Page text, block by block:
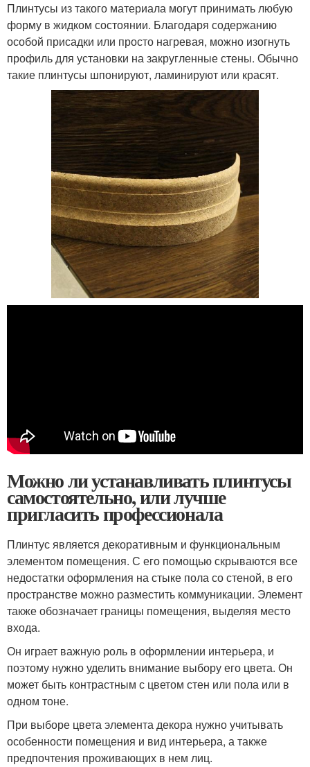
Плинтусы из такого материала могут принимать любую
форму в жидком состоянии. Благодаря содержанию
особой присадки или просто нагревая, можно изогнуть
профиль для установки на закругленные стены. Обычно
такие плинтусы шпонируют, ламинируют или красят.
Можно ли устанавливать плинтусы
самостоятельно, или лучше
пригласить профессионала
Плинтус является декоративным и функциональным
элементом помещения. С его помощью скрываются все
недостатки оформления на стыке пола со стеной, в его
пространстве можно разместить коммуникации. Элемент
также обозначает границы помещения, выделяя место
входа.
Он играет важную роль в оформлении интерьера, и
поэтому нужно уделить внимание выбору его цвета. Он
может быть контрастным с цветом стен или пола или в
одном тоне.
При выборе цвета элемента декора нужно учитывать
особенности помещения и вид интерьера, а также
предпочтения проживающих в нем лиц.